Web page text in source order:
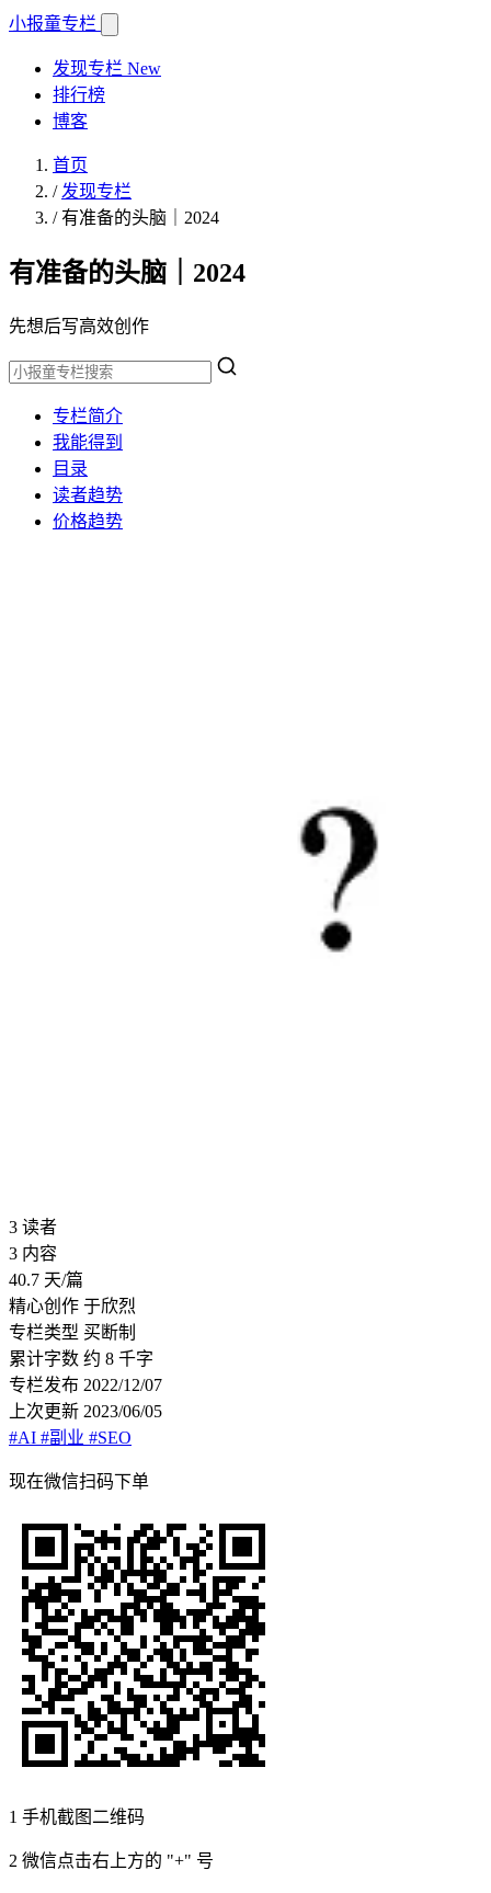
小报童专栏
发现专栏 New
排行榜
博客
首页
/ 发现专栏
/有准备的头脑｜2024
有准备的头脑｜2024
先想后写高效创作
专栏简介
我能得到
目录
读者趋势
价格趋势
3 读者
3 内容
40.7 天/篇
精心创作 于欣烈
专栏类型 买断制
累计字数 约 8 千字
专栏发布 2022/12/07
上次更新 2023/06/05
#AI #副业 #SEO
现在微信扫码下单
1 手机截图二维码
2 微信点击右上方的 "+" 号